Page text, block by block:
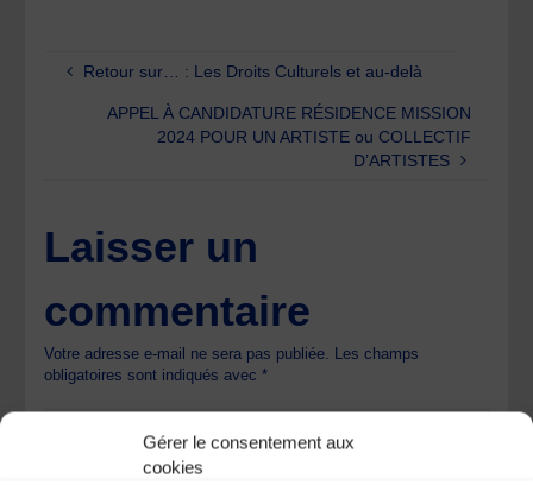
Gérer le consentement aux
cookies
Retour sur… : Les Droits Culturels et au-delà
APPEL À CANDIDATURE RÉSIDENCE MISSION
2024 POUR UN ARTISTE ou COLLECTIF
D’ARTISTES
Laisser un
commentaire
Votre adresse e-mail ne sera pas publiée.
Les champs
obligatoires sont indiqués avec*